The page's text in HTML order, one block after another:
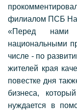
филиалом ПСБ
«Перед нами
национальными
числе - по
жителей края
повестке дня
бизнеса,
нуждается в